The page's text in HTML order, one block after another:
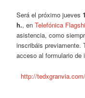
Será el próximo jueves
h., enTelefónica
asistencia, como
inscribáis previamente.
acceso al formulario de
http://